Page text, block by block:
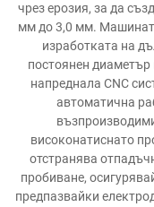
чрез ерозия, за да
мм до 3,0 мм.
изработката на
постоянен
напреднала CNC
автоматична
високонатиснато
отстранява
пробиване,
предпазвайки